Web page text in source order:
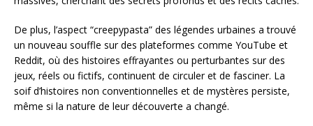
De plus, l’aspect “creepypasta” des légendes urbaines a trouvé
un nouveau souffle sur des plateformes comme YouTube et
Reddit, où des histoires effrayantes ou perturbantes sur des
jeux, réels ou fictifs, continuent de circuler et de fasciner. La
soif d’histoires non conventionnelles et de mystères persiste,
même si la nature de leur découverte a changé.